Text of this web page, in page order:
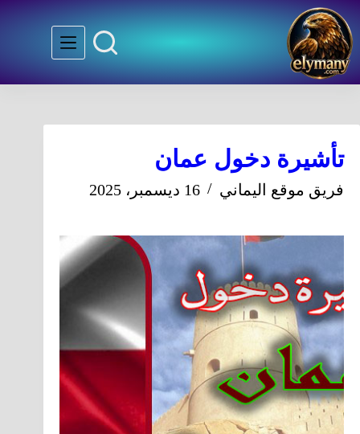
تأشيرة دخول عمان
فريق موقع اليماني 16 ديسمبر، 2025